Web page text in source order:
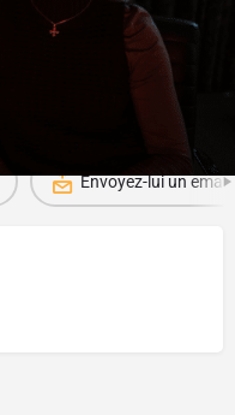
Envoyez-lui un email